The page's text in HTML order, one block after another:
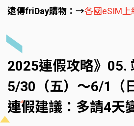
遠傳friDay購物：→各國eSIM上
2025連假攻略》05.
5/30（五）～6/1（
連假建議：多請4天